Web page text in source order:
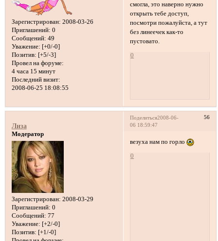
Зарегистрирован: 2008-03-26
Приглашений: 0
Сообщений: 49
Уважение: [+0/-0]
Позитив: [+5/-3]
Провел на форуме:
4 часа 15 минут
Последний визит:
2008-06-25 18:08:55
смогла, это наверно нужно
открыть тебе доступ,
посмотри пожалуйста, а тут
без линеечек как-то
пустовато.
0
Поделиться 56
2008-06-
06 18:59:47
Лиза
Модератор
Зарегистрирован: 2008-03-29
Приглашений: 0
Сообщений: 77
Уважение: [+2/-0]
Позитив: [+1/-0]
везуха нам по горло
0